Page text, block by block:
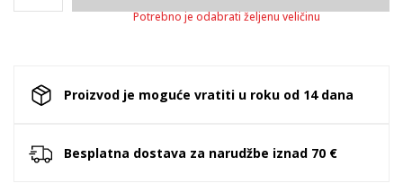
Potrebno je odabrati željenu veličinu
Proizvod je moguće vratiti u roku od 14 dana
Besplatna dostava za narudžbe iznad 70 €